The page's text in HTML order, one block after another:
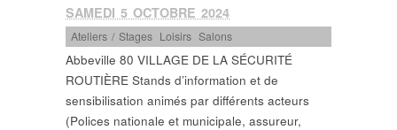
SAMEDI 5 OCTOBRE 2024
Ateliers / Stages Loisirs ,Salons
Abbeville 80 VILLAGE DE LA SÉCURITÉ
ROUTIÈRE Stands d’information et de
sensibilisation animés par différents acteurs
(Polices nationale et municipale, assureur,